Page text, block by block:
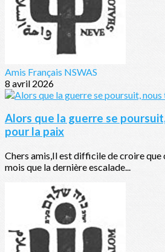
Amis Français NSWAS
8 avril 2026
Alors que la guerre se
pour la paix
Chers amis,Il est difficile de croire que
mois que la dernière escalade...